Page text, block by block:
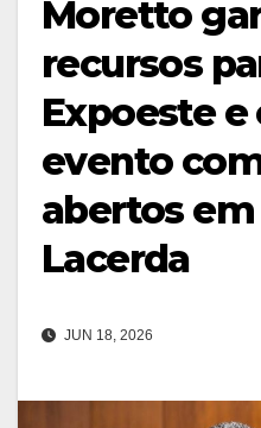
Moretto
recursos
Expoeste
evento
abertos
Lacerda
JUN 18, 2026